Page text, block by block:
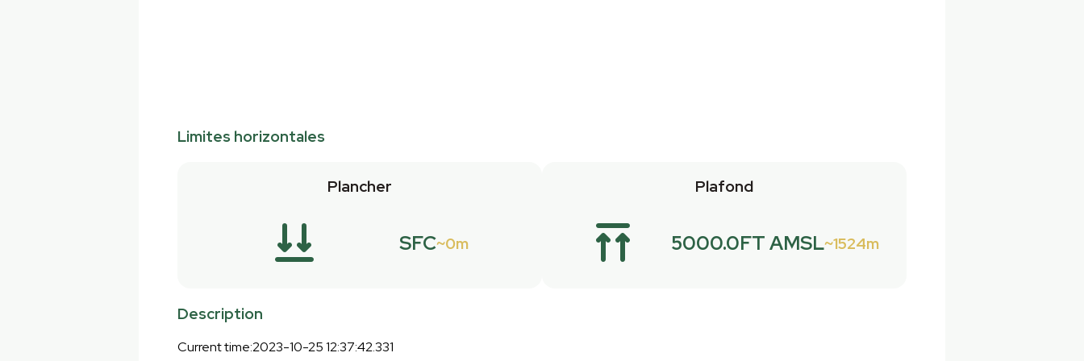
Limites horizontales
Plancher
SFC 0m
Plafond
5000.0FT AMSL 1524m
Description
Current time:2023-10-25 12:37:42.331